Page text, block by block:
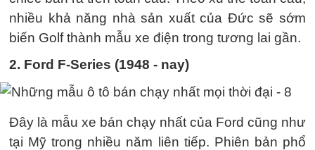
nhiều khả năng nhà sản xuất của Đức sẽ sớm
biến Golf thành mẫu xe điện trong tương lai gần.
2. Ford F-Series (1948 - nay)
Đây là mẫu xe bán chạy nhất của Ford cũng như
tại Mỹ trong nhiều năm liên tiếp. Phiên bản phổ